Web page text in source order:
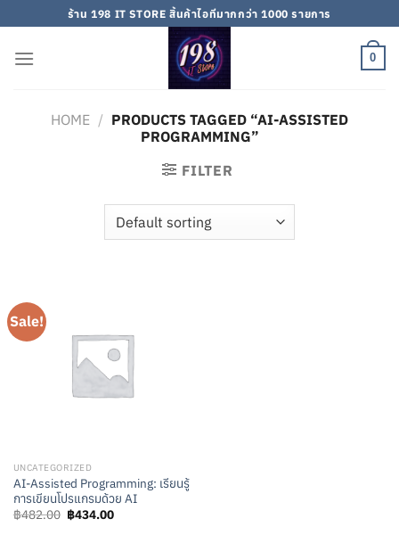
to
content
ร้าน 198 IT STORE สิ้นค้าไอทีมากกว่า 1000 รายการ
0
HOME / PRODUCTS TAGGED “AI-ASSISTED
PROGRAMMING”
FILTER
Sale!
UNCATEGORIZED
AI-Assisted Programming: เรียนรู้
การเขียนโปรแกรมด้วย AI
฿482.00 Original
price
฿434.00Current